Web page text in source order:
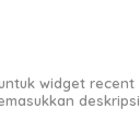
widget recent
deskripsi